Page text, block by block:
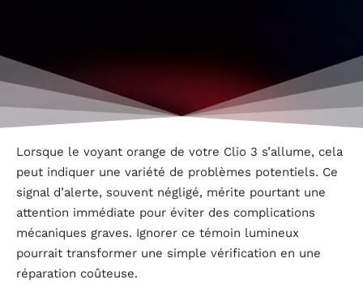
Lorsque le voyant orange de votre Clio 3 s’allume, cela
peut indiquer une variété de problèmes potentiels. Ce
signal d’alerte, souvent négligé, mérite pourtant une
attention immédiate pour éviter des complications
mécaniques graves. Ignorer ce témoin lumineux
pourrait transformer une simple vérification en une
réparation coûteuse.